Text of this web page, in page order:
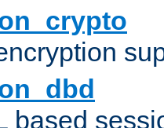
based